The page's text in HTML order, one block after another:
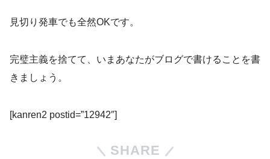
見切り発車でも全然OKです。
完璧主義を捨てて、いまあなたがブログで書けることを書
きましょう。
[kanren2 postid=”12942″]
SHARE